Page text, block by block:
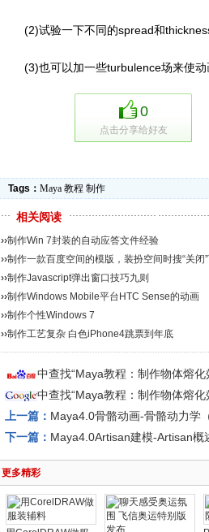
(2)试验一下不同的spread和thickness
(3)也可以加一些turbulence场来使动
0
点击分享给好友
Tags： Maya 教程 制作
相关阅读
››制作Win 7封装的自动应答文件经验
››制作一款百度空间的模版，装扮空间时搜“关闭
››制作Javascript弹出窗口技巧九则
››制作Windows Mobile平台HTC Sense的动画
››制作个性Windows 7
››制作工艺复杂 白色iPhone4跳票到年底
中查找“Maya教程：制作物体熔
中查找“Maya教程：制作物体熔
上一篇： Maya4.0骨骼动画-骨骼动力学（
下一篇： Maya4.0Artisan建模-Artisan概
更多精彩